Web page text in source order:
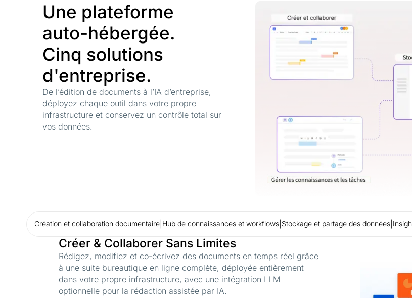
Une plateforme
auto-hébergée.
Cinq solutions
d'entreprise.
De l’édition de documents à l’IA d’entreprise,
déployez chaque outil dans votre propre
infrastructure et conservez un contrôle total sur
vos données.
Création et collaboration documentaire Hub de connaissances et workflows Stockage et partage des données
Créer & Collaborer Sans Limites
Rédigez, modifiez et co-écrivez des documents en temps réel grâce
à une suite bureautique en ligne complète, déployée entièrement
dans votre propre infrastructure, avec une intégration LLM
optionnelle pour la rédaction assistée par IA.